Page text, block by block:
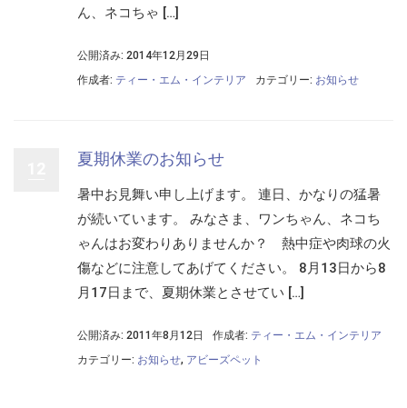
ん、ネコちゃ […]
公開済み: 2014年12月29日
作成者: ティー・エム・インテリア カテゴリー: お知らせ
夏期休業のお知らせ
暑中お見舞い申し上げます。 連日、かなりの猛暑
が続いています。 みなさま、ワンちゃん、ネコち
ゃんはお変わりありませんか？ 熱中症や肉球の火
傷などに注意してあげてください。 8月13日から8
月17日まで、夏期休業とさせてい […]
公開済み: 2011年8月12日 作成者: ティー・エム・インテリア
カテゴリー: お知らせ, アビーズペット